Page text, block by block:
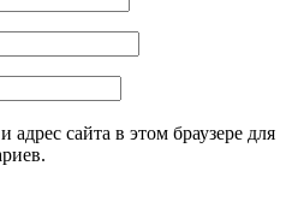
сайта в этом браузере для